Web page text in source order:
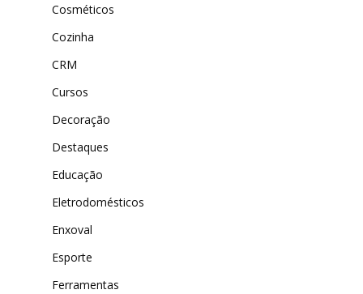
Cosméticos
Cozinha
CRM
Cursos
Decoração
Destaques
Educação
Eletrodomésticos
Enxoval
Esporte
Ferramentas